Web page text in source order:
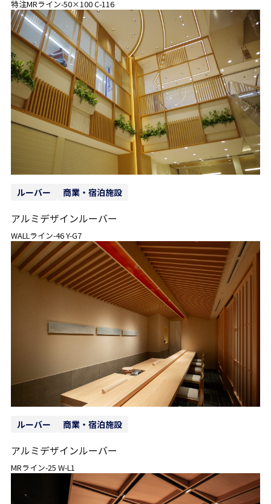
特注MRライン-50×100 C-116
ルーバー 商業・宿泊施設
アルミデザインルーバー
WALLライン-46 Y-G7
ルーバー 商業・宿泊施設
アルミデザインルーバー
MRライン-25 W-L1